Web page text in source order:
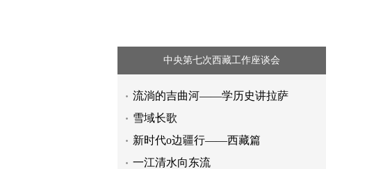
中央第七次西藏工作座谈会
流淌的吉曲河——学历史讲拉萨
雪域长歌
新时代o边疆行——西藏篇
一江清水向东流